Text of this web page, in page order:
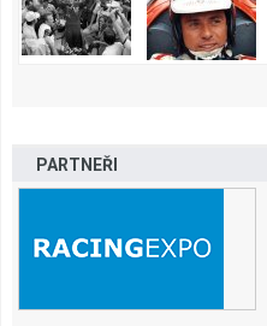
PARTNEŘI